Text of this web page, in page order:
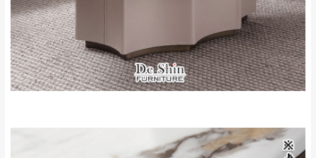
＊A108產品另收運費
新北
雙溪、貢寮、烏
來、平溪、九份、
石門、林口 下福
里、新店山區、三
區、北投湖山路、
配送範圍：
苗栗至基隆；其它地區暫不開放，如因特殊
地型限制(山區、鄉、鎮、村)、樓梯太小、無
法搬運上樓等因素，導致無法配送，本公司
保護物流人員的工作安全，賣家無提供吊掛
服務，若需以吊車或其他的吊掛方式吊運，